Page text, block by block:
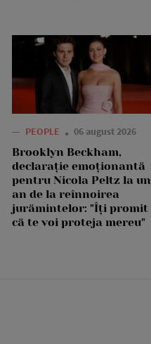
— PEOPLE 06 august 2026
Brooklyn Beckham,
declarație emoționantă
pentru Nicola Peltz la un
an de la reînnoirea
jurămintelor: "Îți promit
că te voi proteja mereu"